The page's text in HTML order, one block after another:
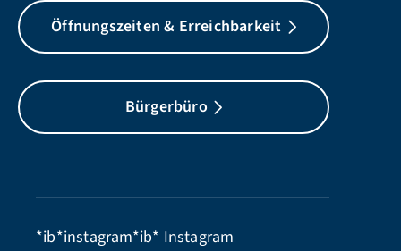
Öffnungszeiten & Erreichbarkeit
Bürgerbüro
*ib*instagram*ib* Instagram